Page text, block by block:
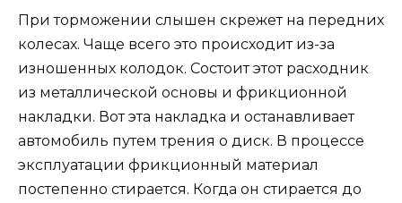
При торможении слышен скрежет на передних
колесах. Чаще всего это происходит из-за
изношенных колодок. Состоит этот расходник
из металлической основы и фрикционной
накладки. Вот эта накладка и останавливает
автомобиль путем трения о диск. В процессе
эксплуатации фрикционный материал
постепенно стирается. Когда он стирается до